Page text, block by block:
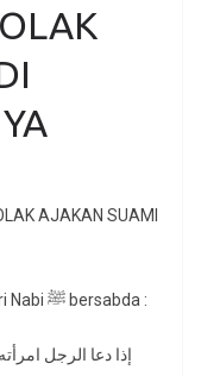
AJAKAN SUAMI
Dari Abu Hurairah radhiallahu ‘anhu dari Nabi ﷺ bersabda :
إذا دعا الرجل